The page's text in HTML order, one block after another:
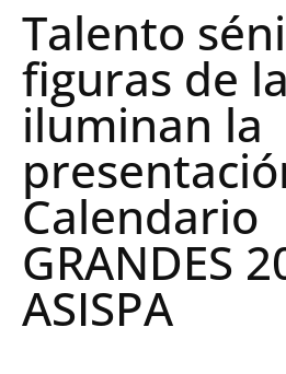
Talento
figuras de
iluminan la
Calendario
GRANDES
ASISPA